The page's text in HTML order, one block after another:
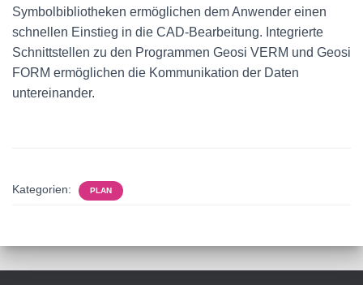
Symbolbibliotheken ermöglichen dem Anwender einen
schnellen Einstieg in die CAD-Bearbeitung. Integrierte
Schnittstellen zu den Programmen Geosi VERM und Geosi
FORM ermöglichen die Kommunikation der Daten
untereinander.
Kategorien: PLAN